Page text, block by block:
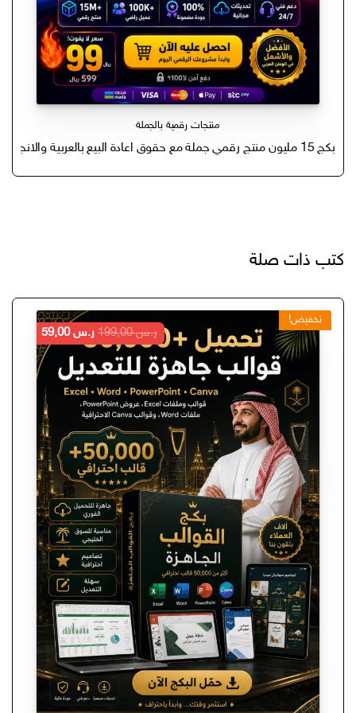
منتجات رقمية بالجملة
بكج 15 مليون منتج رقمي جملة مع حقوق اعادة البيع بالعربية والانجليزي
كتب ذات صلة
تخفيض!
ر.س199,00
السعر
الأصلي
هو:
ر.س 199,00.
ر.س59,00
السعر
الحالي
هو: